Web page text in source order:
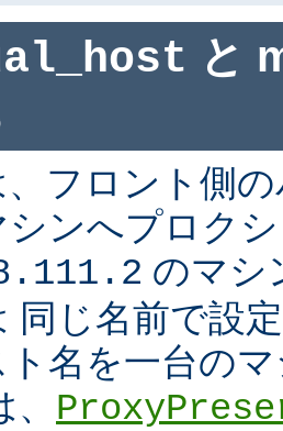
と
、フロント側
ンへプロク
のマシ
同じ名前で設
名を一台の